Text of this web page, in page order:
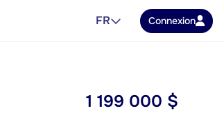
FR Connexion
1 199 000 $